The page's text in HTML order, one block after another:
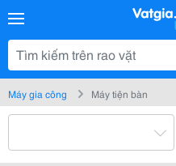
Máy gia công Máy tiện bàn